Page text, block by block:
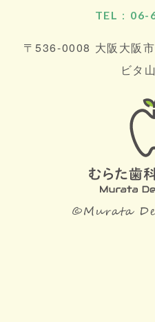
TEL：06-
〒536-0008 大阪大阪
ビタ